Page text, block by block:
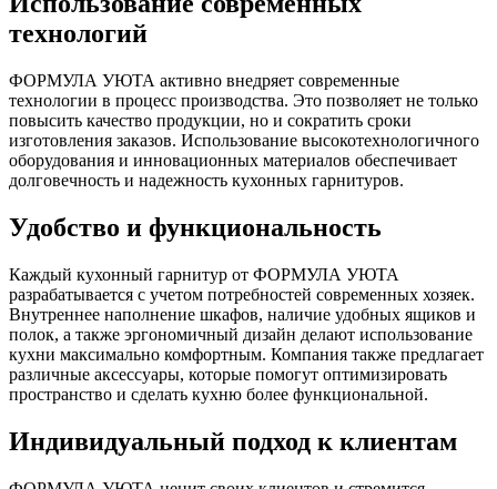
технологий
ФОРМУЛА УЮТА активно внедряет современные
технологии в процесс производства. Это позволяет не только
повысить качество продукции, но и сократить сроки
изготовления заказов. Использование высокотехнологичного
оборудования и инновационных материалов обеспечивает
долговечность и надежность кухонных гарнитуров.
Удобство и функциональность
Каждый кухонный гарнитур от ФОРМУЛА УЮТА
разрабатывается с учетом потребностей современных хозяек.
Внутреннее наполнение шкафов, наличие удобных ящиков и
полок, а также эргономичный дизайн делают использование
кухни максимально комфортным. Компания также предлагает
различные аксессуары, которые помогут оптимизировать
пространство и сделать кухню более функциональной.
Индивидуальный подход к клиентам